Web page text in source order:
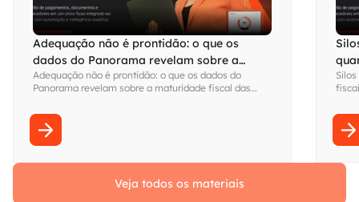
Adequação não é prontidão: o que os
dados do Panorama revelam sobre a
maturidade fiscal das empresas brasileiras
Adequação não é prontidão: o que os dados do
Panorama revelam sobre a maturidade fiscal das
sem
Veja todos os materiais